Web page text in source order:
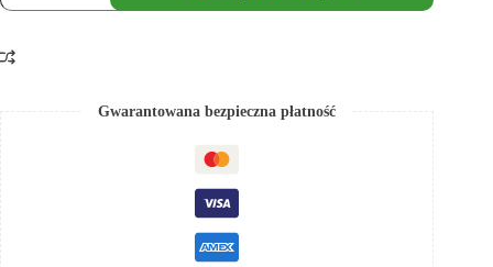
Gwarantowana bezpieczna płatność